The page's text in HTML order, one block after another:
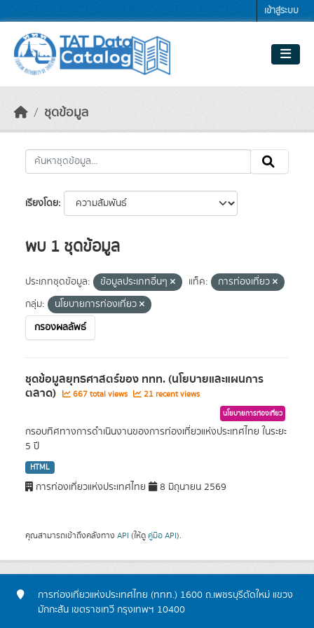
เข้าสู่ระบบ
ชุดข้อมูล
เรียงโดย
พบ 1 ชุดข้อมูล
ประเภทชุดข้อมูล: ข้อมูลประเภทอื่นๆ แท็ค:
การท่องเที่ยว
กลุ่ม:
นโยบายการท่องเที่ยว
กรองผลลัพธ์
ชุดข้อมูลยุทธศาสตร์ของ ททท. (นโยบายและแผนการ
ตลาด) 667 total views 21 recent views
นโยบายการท่องเที่ยว
กรอบทิศทางการดำเนินงานของการท่องเที่ยวแห่งประเทศไทย ในระยะ
5 ปี
HTML
การท่องเที่ยวแห่งประเทศไทย 8 มิถุนายน 2569
คุณสามารถเข้าถึงคลังทาง API (ให้ดู คู่มือ API).
การท่องเที่ยวแห่งประเทศไทย (ททท.) 1600 ถ.เพชรบุรีตัดใหม่ แขวง
มักกะสัน เขตราชเทวี กรุงเทพฯ 10400